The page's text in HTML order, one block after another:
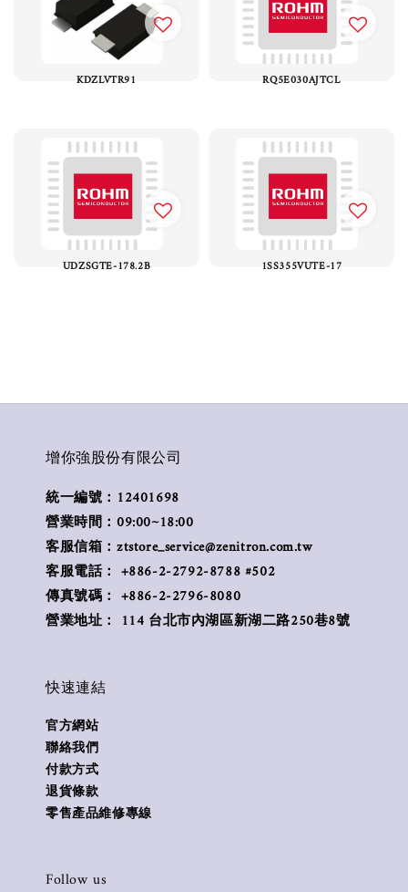
KDZLVTR91 RQ5E030AJTCL
UDZSGTE-178.2B 1SS355VUTE-17
增你強股份有限公司
統一編號：12401698
營業時間：09:00~18:00
客服信箱：ztstore_service@zenitron.com.tw
客服電話： +886-2-2792-8788 #502
傳真號碼： +886-2-2796-8080
營業地址： 114 台北市內湖區新湖二路250巷8號
快速連結
官方網站
聯絡我們
付款方式
退貨條款
零售產品維修專線
Follow us